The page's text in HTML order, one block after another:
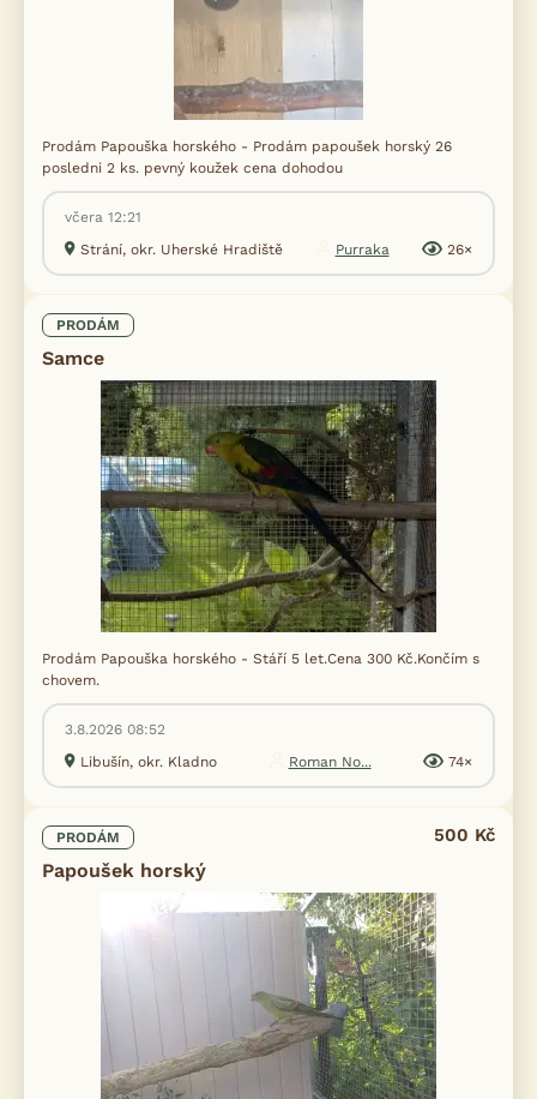
Prodám Papouška horského - Prodám papoušek horský 26
posledni 2 ks. pevný koužek cena dohodou
včera 12:21
Strání, okr. Uherské Hradiště
Purraka 26×
PRODÁM
Samce
Prodám Papouška horského - Stáří 5 let.Cena 300 Kč.Končím s
chovem.
3.8.2026 08:52
Libušín, okr. Kladno
Roman No... 74×
PRODÁM
Papoušek horský
500 Kč